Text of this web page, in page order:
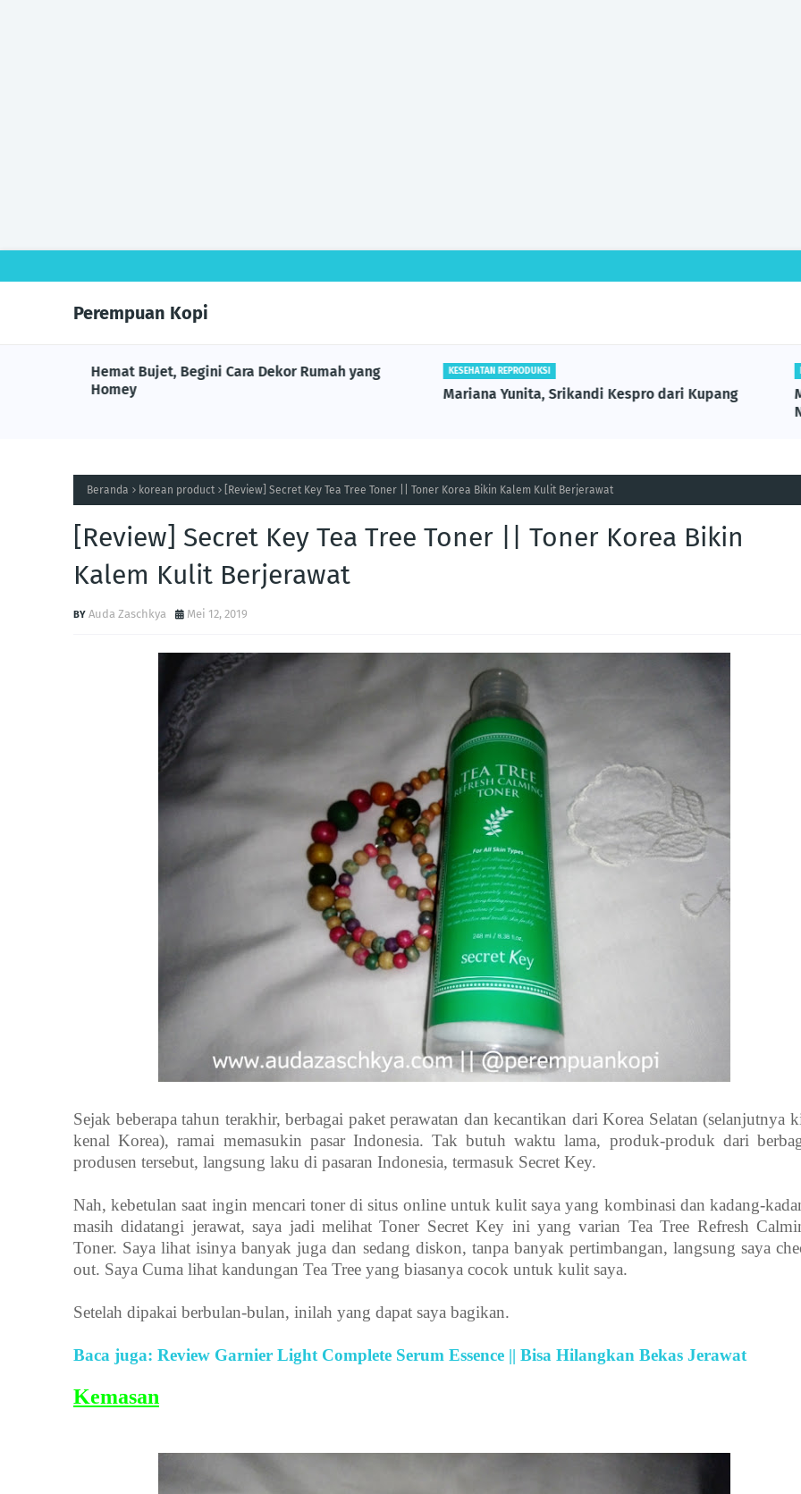
Perempuan Kopi
Hemat Bujet, Begini Cara Dekor Rumah yang
Homey
KESEHATAN REPRODUKSI
Mariana Yunita, Srikandi Kespro dari Kupang
Beranda korean product [Review] Secret Key Tea Tree Toner || Toner Korea Bikin Kalem Kulit Berjerawat
[Review] Secret Key Tea Tree Toner || Toner Korea Bikin
Kalem Kulit Berjerawat
Auda Zaschkya Mei 12, 2019
Sejak beberapa tahun terakhir, berbagai paket perawatan dan kecantikan dari Korea Selatan (selanjutnya
kenal Korea), ramai memasukin pasar Indonesia. Tak butuh waktu lama, produk-produk dari
produsen tersebut, langsung laku di pasaran Indonesia, termasuk Secret Key.
Nah, kebetulan saat ingin mencari toner di situs online untuk kulit saya yang kombinasi dan kadang-
masih didatangi jerawat, saya jadi melihat Toner Secret Key ini yang varian Tea Tree Refresh
Toner. Saya lihat isinya banyak juga dan sedang diskon, tanpa banyak pertimbangan, langsung saya
out. Saya Cuma lihat kandungan Tea Tree yang biasanya cocok untuk kulit saya.
Setelah dipakai berbulan-bulan, inilah yang dapat saya bagikan.
Baca juga: Review Garnier Light Complete Serum Essence || Bisa Hilangkan Bekas Jerawat
Kemasan